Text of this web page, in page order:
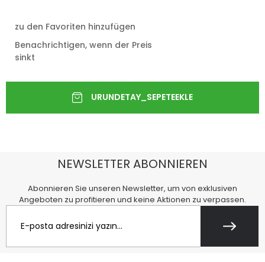
zu den Favoriten hinzufügen
Benachrichtigen, wenn der Preis
sinkt
NEWSLETTER ABONNIEREN
Abonnieren Sie unseren Newsletter, um von exklusiven
Angeboten zu profitieren und keine Aktionen zu verpassen.